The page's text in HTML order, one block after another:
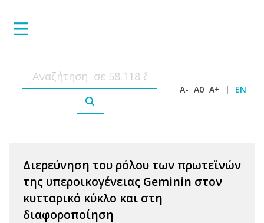
A- A0 A+ | EN
Διερεύνηση του ρόλου των πρωτεϊνών
της υπεροικογένειας Geminin στον
κυτταρικό κύκλο και στη
διαφοροποίηση